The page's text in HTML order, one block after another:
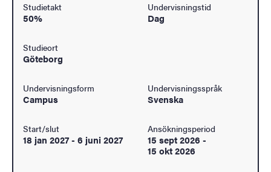
Studietakt
50%
Undervisningstid
Dag
Studieort
Göteborg
Undervisningsform
Campus
Undervisningsspråk
Svenska
Start/slut
18 jan 2027- 6 juni 2027
Ansökningsperiod
15 sept 2026 -
15 okt 2026